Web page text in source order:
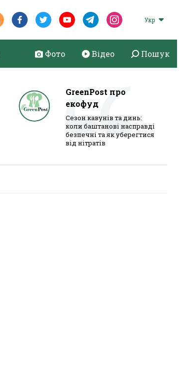
Укр
Фото Відео Пошук
GreenPost про
екофуд
Сезон кавунів та динь:
коли баштанові насправді
безпечні та як уберегтися
від нітратів